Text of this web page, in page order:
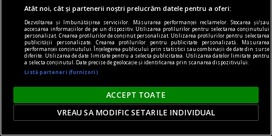
accent pe istorie
Lech Walesa, din istorie și din prezent
Stocul pare limitat, istoria continuă.
Mihaela SIMINA
Atât noi, cât și partenerii noștri prelucrăm datele pentru a oferi:
Dezvoltarea și îmbunătățirea serviciilor. Măsurarea performanței reclamelor. Stocarea și/sau
accesarea informațiilor de pe un dispozitiv. Utilizarea profilurilor pentru selectarea conținutului
personalizat. Crearea profilurilor de conținut personalizat. Utilizarea profilurilor pentru selectarea
publicității personalizate. Crearea profilurilor pentru publicitate personalizată. Măsurarea
performanței conținutului. Înțelegerea publicului prin statistici sau combinații de date din surse
diferite. Utilizarea de date limitate pentru a selecta publicitatea. Utilizarea datelor limitate pentru
a selecta conținutul. Date precise de geolocație și identificarea prin scanarea dispozitivului.
Listă parteneri (furnizori)
ACCEPT TOATE
VREAU SA MODIFIC SETARILE INDIVIDUAL